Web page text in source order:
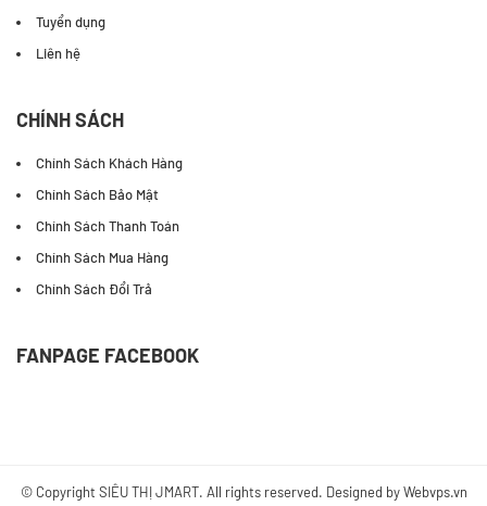
Tuyển dụng
Liên hệ
CHÍNH SÁCH
Chính Sách Khách Hàng
Chính Sách Bảo Mật
Chính Sách Thanh Toán
Chính Sách Mua Hàng
Chính Sách Đổi Trả
FANPAGE FACEBOOK
© Copyright SIÊU THỊ JMART. All rights reserved. Designed byWebvps.vn